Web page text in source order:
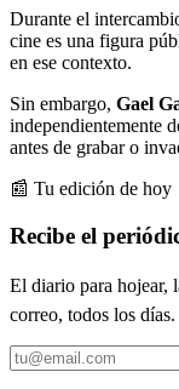
Durante el
cine es una figura
en ese contexto.
Sin embargo, Gael
independientemente
antes de grabar o
📰 Tu edición de hoy
Recibe el
El diario para hojear,
correo, todos los